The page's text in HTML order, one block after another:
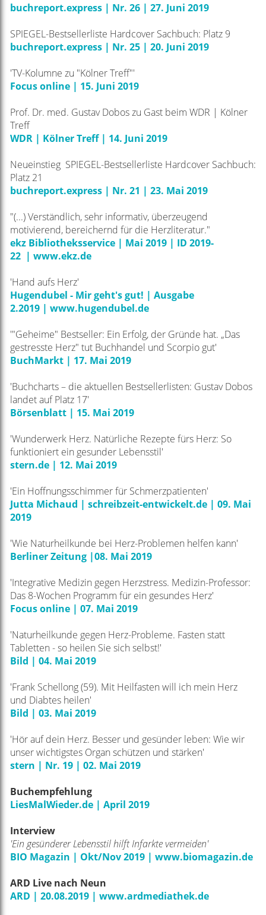
buchreport.express | Nr. 26 | 27. Juni 2019
SPIEGEL-Bestsellerliste Hardcover Sachbuch: Platz 9
buchreport.express | Nr. 25 | 20. Juni 2019
'TV-Kolumne zu "Kölner Treff"'
Focus online | 15. Juni 2019
Prof. Dr. med. Gustav Dobos zu Gast beim WDR | Kölner
Treff
WDR | Kölner Treff | 14. Juni 2019
Neueinstieg SPIEGEL-Bestsellerliste Hardcover Sachbuch:
Platz 21
buchreport.express | Nr. 21 | 23. Mai 2019
"(...)Verständlich, sehr informativ, überzeugend
motivierend, bereichernd für die Herzliteratur."
ekz Bibliotheksservice | Mai 2019 | ID 2019-
22 | www.ekz.de
'Hand aufs Herz'
Hugendubel - Mir geht's gut! | Ausgabe
2.2019 | www.hugendubel.de
'"Geheime" Bestseller: Ein Erfolg, der Gründe hat. „Das
gestresste Herz" tut Buchhandel und Scorpio gut'
BuchMarkt | 17. Mai 2019
'Buchcharts – die aktuellen Bestsellerlisten: Gustav Dobos
landet auf Platz 17'
Börsenblatt | 15. Mai 2019
'Wunderwerk Herz. Natürliche Rezepte fürs Herz: So
funktioniert ein gesunder Lebensstil'
stern.de | 12. Mai 2019
'Ein Hoffnungsschimmer für Schmerzpatienten'
Jutta Michaud | schreibzeit-entwickelt.de | 09. Mai
2019
'Wie Naturheilkunde bei Herz-Problemen helfen kann'
Berliner Zeitung |08. Mai 2019
'Integrative Medizin gegen Herzstress. Medizin-Professor:
Das 8-Wochen Programm für ein gesundes Herz'
Focus online | 07. Mai 2019
'Naturheilkunde gegen Herz-Probleme. Fasten statt
Tabletten - so heilen Sie sich selbst!'
Bild | 04. Mai 2019
'Frank Schellong (59). Mit Heilfasten will ich mein Herz
und Diabtes heilen'
Bild | 03. Mai 2019
'Hör auf dein Herz. Besser und gesünder leben: Wie wir
unser wichtigstes Organ schützen und stärken'
stern | Nr. 19 | 02. Mai 2019
Buchempfehlung
LiesMalWieder.de | April 2019
Interview
'Ein gesünderer Lebensstil hilft Infarkte vermeiden'
BIO Magazin | Okt/Nov 2019 | www.biomagazin.de
ARD Live nach Neun
ARD | 20.08.2019 | www.ardmediathek.de